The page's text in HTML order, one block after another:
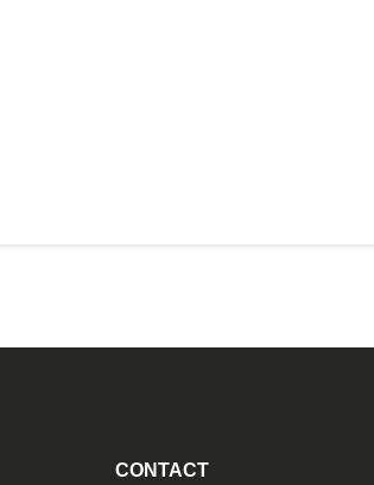
CONTACT